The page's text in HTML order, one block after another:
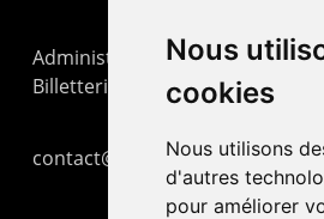
Nous
cookies
Nous utilisons
d'autres
pour améliorer
Administration : +41 32 725 03
Billetterie : +41 32 725 05 05
contact@lepommier.ch